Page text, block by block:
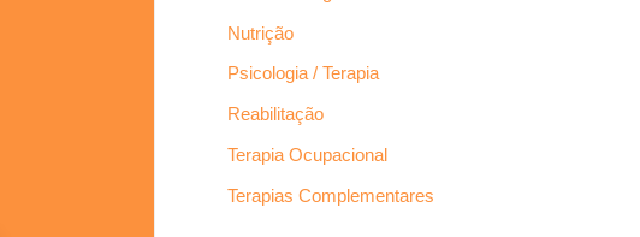
Nutrição
Psicologia / Terapia
Reabilitação
Terapia Ocupacional
Terapias Complementares